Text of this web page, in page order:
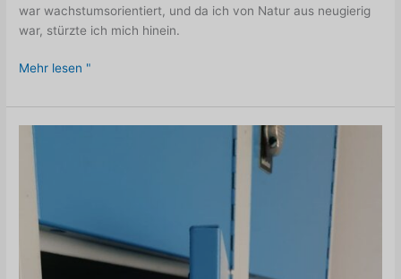
war wachstumsorientiert, und da ich von Natur aus neugierig
war, stürzte ich mich hinein.
Das
Gehirn
entschlüsseln:
Gedächtnis-
der
Psychotherapie
Mehr lesen "